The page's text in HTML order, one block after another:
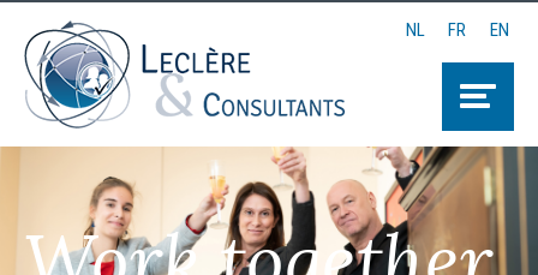
NL FR EN